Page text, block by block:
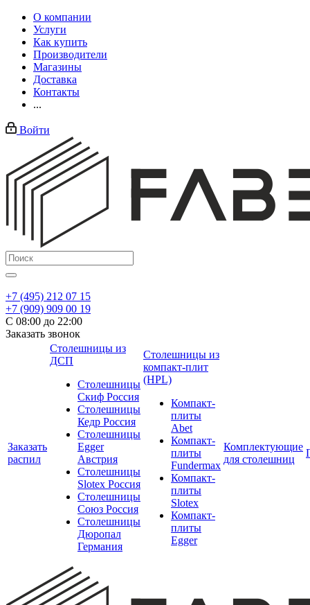
О компании
Услуги
Как купить
Производители
Магазины
Доставка
Контакты
...
Войти
+7 (495) 212 07 15
+7 (909) 909 00 19
С 08:00 до 22:00
Заказать звонок
Заказать
распил
Столешницы из
ДСП
Столешницы
Скиф Россия
Столешницы
Кедр Россия
Столешницы
Egger
Австрия
Столешницы
Slotex Россия
Столешницы
Союз Россия
Столешницы
Дюропал
Германия
Столешницы из
компакт-плит
(HPL)
Компакт-
плиты
Abet
Компакт-
плиты
Fundermax
Компакт-
плиты
Slotex
Компакт-
плиты
Egger
Комплектующие
для столешниц